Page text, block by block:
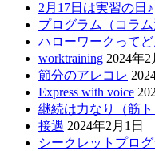
2月17日は実習の日♪
プログラム（コラム
ハローワークってど
worktraining 2024年2
節分のアレコレ
Express with voice
継続は力なり（筋ト
接遇 2024年2月1日
シークレットプログ